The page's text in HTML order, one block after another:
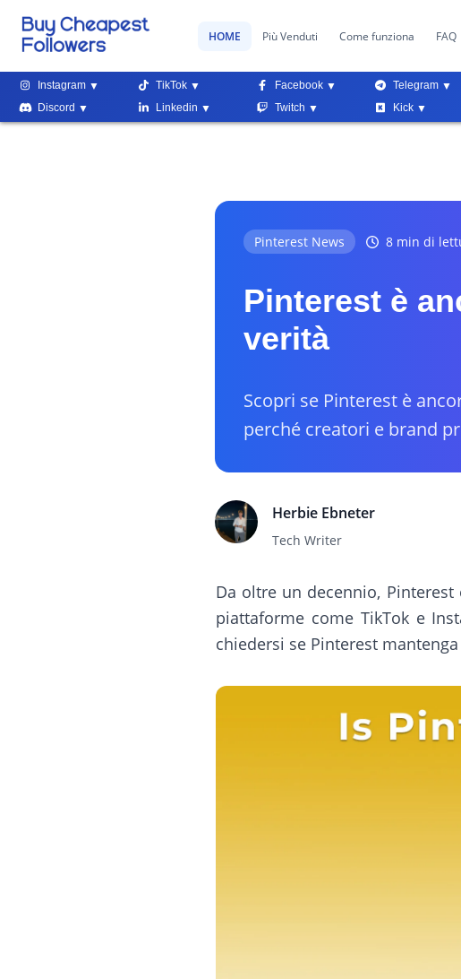
HOME Più Venduti Come funziona FAQ
Instagram TikTok Facebook Telegram
Discord
Linkedin Twitch Kick
Pinterest News 8 min di
Pinterest è
verità
Scopri se Pinterest è
perché creatori e brand
Herbie Ebneter
Tech Writer
Da oltre un decennio,
piattaforme come TikTok e
chiedersi se Pinterest